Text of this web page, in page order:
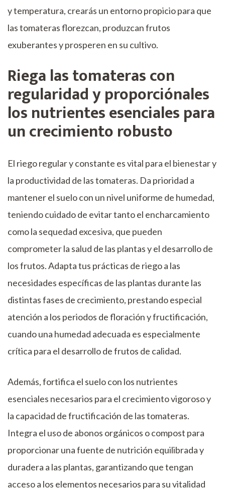
y temperatura, crearás un entorno propicio para que
las tomateras florezcan, produzcan frutos
exuberantes y prosperen en su cultivo.
Riega las tomateras con
regularidad y proporciónales
los nutrientes esenciales para
un crecimiento robusto
El riego regular y constante es vital para el bienestar y
la productividad de las tomateras. Da prioridad a
mantener el suelo con un nivel uniforme de humedad,
teniendo cuidado de evitar tanto el encharcamiento
como la sequedad excesiva, que pueden
comprometer la salud de las plantas y el desarrollo de
los frutos. Adapta tus prácticas de riego a las
necesidades específicas de las plantas durante las
distintas fases de crecimiento, prestando especial
atención a los periodos de floración y fructificación,
cuando una humedad adecuada es especialmente
crítica para el desarrollo de frutos de calidad.
Además, fortifica el suelo con los nutrientes
esenciales necesarios para el crecimiento vigoroso y
la capacidad de fructificación de las tomateras.
Integra el uso de abonos orgánicos o compost para
proporcionar una fuente de nutrición equilibrada y
duradera a las plantas, garantizando que tengan
acceso a los elementos necesarios para su vitalidad